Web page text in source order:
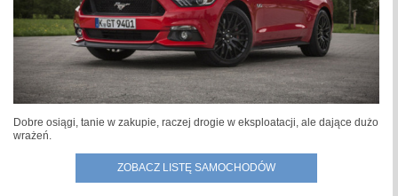
Dobre osiągi, tanie w zakupie, raczej drogie w eksploatacji, ale dające dużo
wrażeń.
ZOBACZ LISTĘ SAMOCHODÓW